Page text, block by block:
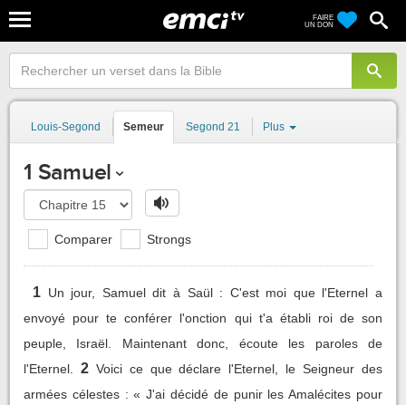
FAIRE
UN DON
Louis-Segond Semeur Segond 21 Plus
1 Samuel
Comparer Strongs
1 Un jour, Samuel dit à Saül : C'est moi que l'Eternel a
envoyé pour te conférer l'onction qui t'a établi roi de son
peuple, Israël. Maintenant donc, écoute les paroles de
l'Eternel.
2 Voici ce que déclare l'Eternel, le Seigneur des
armées célestes : « J'ai décidé de punir les Amalécites pour